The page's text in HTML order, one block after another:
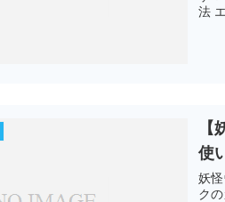
法
使
妖
ク